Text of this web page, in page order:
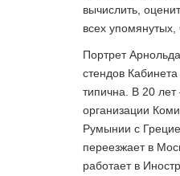
вычислить,
всех
Портрет
стендов
типична. В 20 лет
организации
Румынии с
переезжает в
работает в